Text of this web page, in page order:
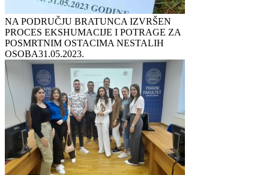
NA PODRUČJU BRATUNCA IZVRŠEN
PROCES EKSHUMACIJE I POTRAGE ZA
POSMRTNIM OSTACIMA NESTALIH
OSOBA31.05.2023.